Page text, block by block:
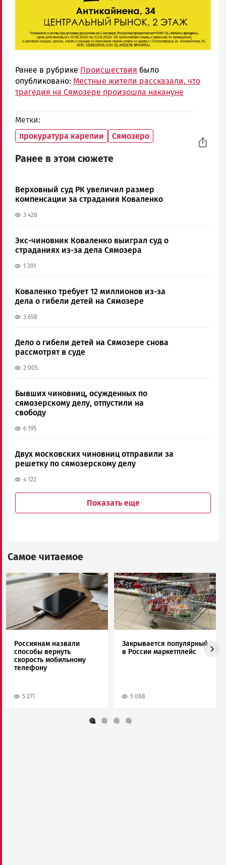
Ранее в рубрике Происшествия было
опубликовано: Местные жители рассказали, что
трагедия на Сямозере произошла накануне
Метки
прокуратура карелии
Сямозеро
Ранее в этом сюжете
Верховный суд РК увеличил размер
компенсации за страдания Коваленко
3 428
Экс-чиновник Коваленко выиграл суд о
страданиях из-за дела Сямозера
1 391
Коваленко требует 12 миллионов из-за
дела о гибели детей на Сямозере
3 658
Дело о гибели детей на Сямозере снова
рассмотрят в суде
2 005
Бывших чиновниц, осужденных по
сямозерскому делу, отпустили на
свободу
6 195
Двух московских чиновниц отправили за
решетку по сямозерскому делу
4 122
Показать еще
Самое читаемое
Image
Россиянам назвали
способы вернуть
скорость мобильному
телефону
5 271
Image
Закрывается популярный
в России маркетплейс
5 088